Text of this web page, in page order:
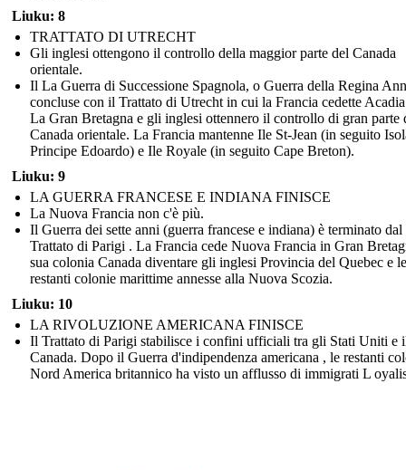
Liuku: 8
TRATTATO DI UTRECHT
Gli inglesi ottengono il controllo della maggior parte del Canada
orientale.
Il La Guerra di Successione Spagnola, o Guerra della Regina
concluse con il Trattato di Utrecht in cui la Francia cedette
La Gran Bretagna e gli inglesi ottennero il controllo di gran parte
Canada orientale. La Francia mantenne Ile St-Jean (in seguito
Principe Edoardo) e Ile Royale (in seguito Cape Breton).
Liuku: 9
LA GUERRA FRANCESE E INDIANA FINISCE
La Nuova Francia non c'è più.
Il Guerra dei sette anni (guerra francese e indiana) è terminato dal
Trattato di Parigi . La Francia cede Nuova Francia in Gran
sua colonia Canada diventare gli inglesi Provincia del Quebec e
restanti colonie marittime annesse alla Nuova Scozia.
Liuku: 10
LA RIVOLUZIONE AMERICANA FINISCE
Il Trattato di Parigi stabilisce i confini ufficiali tra gli Stati Uniti e
Canada. Dopo il Guerra d'indipendenza americana , le restanti
Nord America britannico ha visto un afflusso di immigrati L